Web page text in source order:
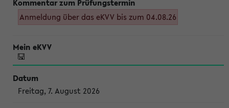
Anmeldung über das eKVV bis zum 04.08.26
Freitag, 7. August 2026